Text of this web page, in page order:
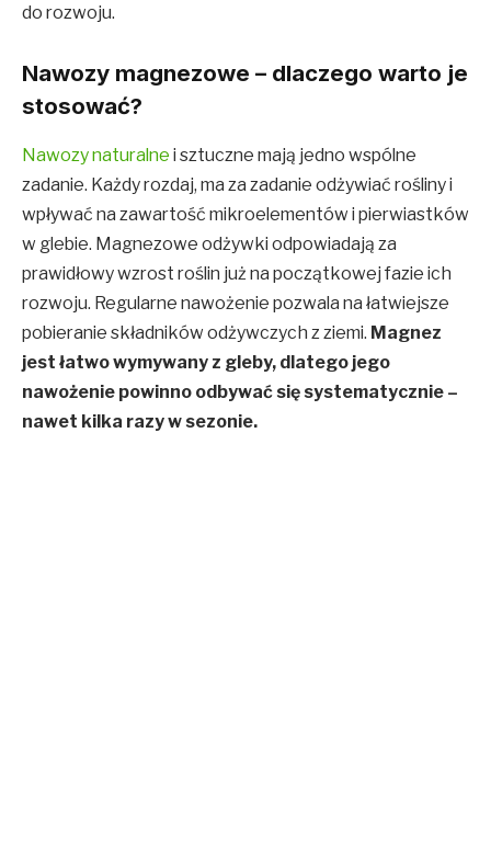
do rozwoju.
Nawozy magnezowe – dlaczego warto je
stosować?
Nawozy naturalne i sztuczne mają jedno wspólne
zadanie. Każdy rozdaj, ma za zadanie odżywiać rośliny i
wpływać na zawartość mikroelementów i pierwiastków
w glebie. Magnezowe odżywki odpowiadają za
prawidłowy wzrost roślin już na początkowej fazie ich
rozwoju. Regularne nawożenie pozwala na łatwiejsze
pobieranie składników odżywczych z ziemi. Magnez
jest łatwo wymywany z gleby, dlatego jego
nawożenie powinno odbywać się systematycznie –
nawet kilka razy w sezonie.